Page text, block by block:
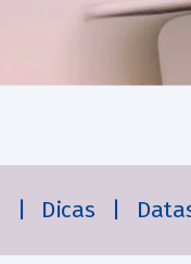
| Dicas |